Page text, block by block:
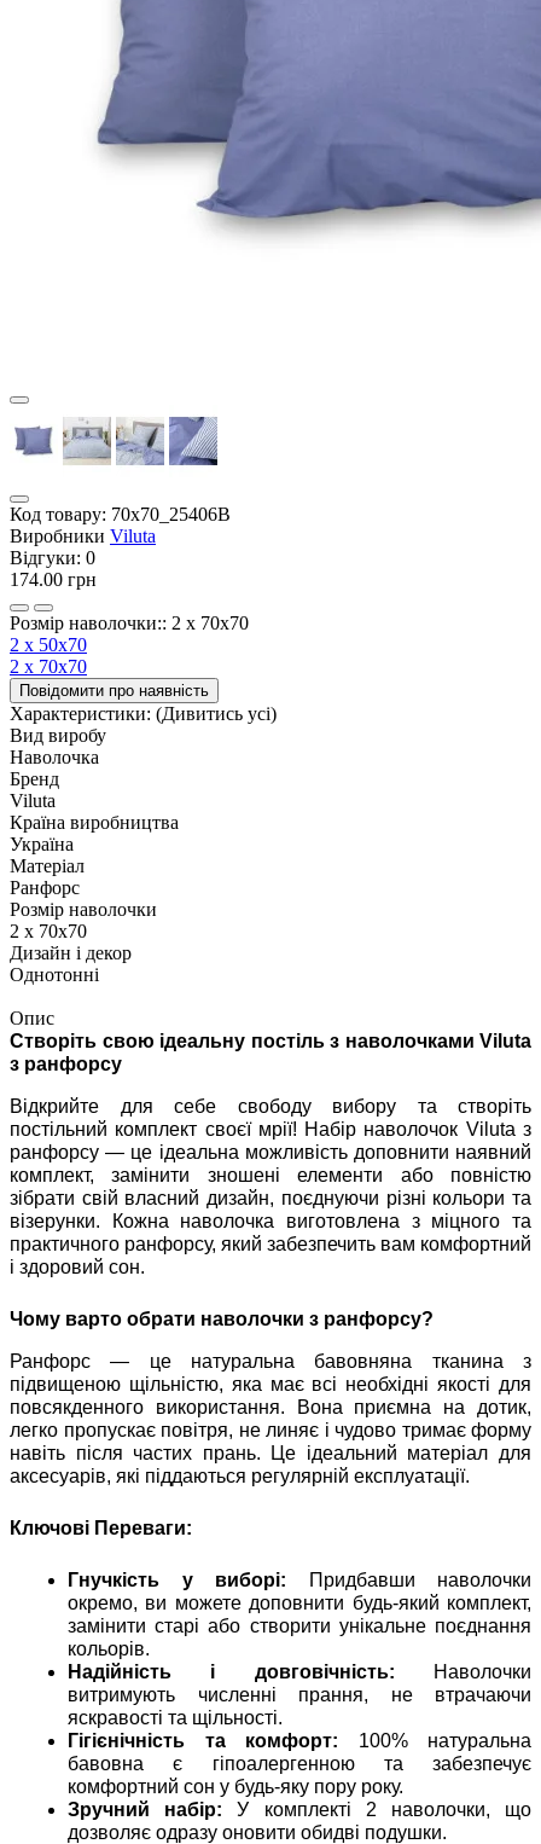
Код товару: 70х70_25406В
Виробники Viluta
Відгуки: 0
174.00 грн
Розмір наволочки:: 2 х 70х70
2 х 50х70
2 х 70х70
Повідомити про наявність
Характеристики: (Дивитись усі)
Вид виробу
Наволочка
Бренд
Viluta
Країна виробництва
Україна
Матеріал
Ранфорс
Розмір наволочки
2 х 70х70
Дизайн і декор
Однотонні
Опис
Створіть свою ідеальну постіль з наволочками Viluta
з ранфорсу
Відкрийте для себе свободу вибору та створіть
постільний комплект своєї мрії! Набір наволочок Viluta з
ранфорсу — це ідеальна можливість доповнити наявний
комплект, замінити зношені елементи або повністю
зібрати свій власний дизайн, поєднуючи різні кольори та
візерунки. Кожна наволочка виготовлена з міцного та
практичного ранфорсу, який забезпечить вам комфортний
і здоровий сон.
Чому варто обрати наволочки з ранфорсу?
Ранфорс — це натуральна бавовняна тканина з
підвищеною щільністю, яка має всі необхідні якості для
повсякденного використання. Вона приємна на дотик,
легко пропускає повітря, не линяє і чудово тримає форму
навіть після частих прань. Це ідеальний матеріал для
аксесуарів, які піддаються регулярній експлуатації.
Ключові Переваги:
Гнучкість у виборі: Придбавши наволочки
окремо, ви можете доповнити будь-який комплект,
замінити старі або створити унікальне поєднання
кольорів.
Надійність і довговічність: Наволочки
витримують численні прання, не втрачаючи
яскравості та щільності.
Гігієнічність та комфорт: 100% натуральна
бавовна є гіпоалергенною та забезпечує
комфортний сон у будь-яку пору року.
Зручний набір: У комплекті 2 наволочки, що
дозволяє одразу оновити обидві подушки.